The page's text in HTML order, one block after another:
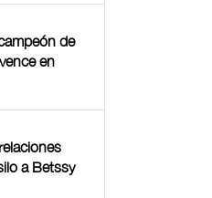
de
en
a Betssy